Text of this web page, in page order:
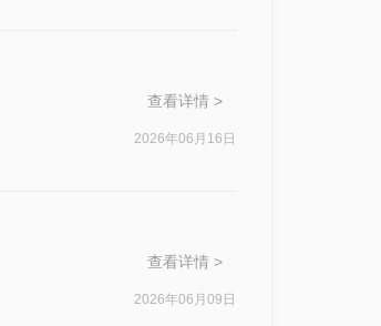
查看详情 >
2026年06月16日
查看详情 >
2026年06月09日